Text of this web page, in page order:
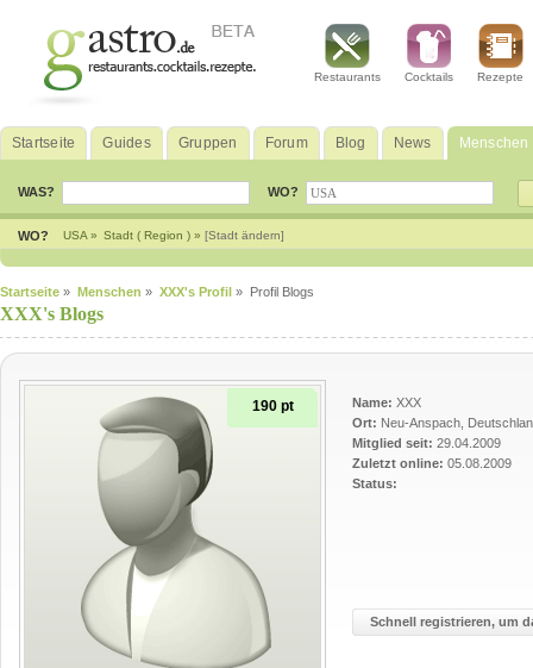
Restaurants Cocktails Rezepte
Startseite Guides Gruppen Forum Blog News Menschen
WAS? WO?
WO? USA » Stadt ( Region ) » [Stadt ändern]
Startseite » Menschen » XXX's Profil » Profil Blogs
XXX's Blogs
190 pt Name: XXX
Ort: Neu-Anspach,
Mitglied seit: 29.04.2009
Zuletzt online: 05.08.2009
Status:
Schnell registrieren, um